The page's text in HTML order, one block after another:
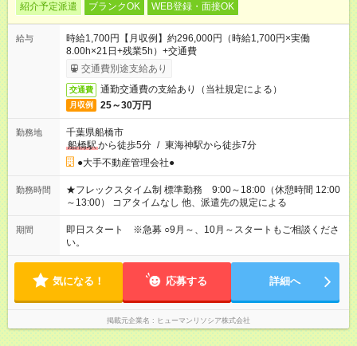
紹介予定派遣 ブランクOK WEB登録・面接OK
給与
時給1,700円【月収例】約296,000円（時給1,700円×実働
8.00h×21日+残業5h）+交通費
交通費別途支給あり
交通費 通勤交通費の支給あり（当社規定による）
月収例 25～30万円
勤務地
千葉県船橋市
船橋駅から徒歩5分 / 東海神駅から徒歩7分
●大手不動産管理会社●
勤務時間
★フレックスタイム制 標準勤務 9:00～18:00（休憩時間 12:00
～13:00） コアタイムなし 他、派遣先の規定による
期間
即日スタート ※急募 ○9月～、10月～スタートもご相談くださ
い。
気になる！ 応募する 詳細へ
掲載元企業名 ヒューマンリソシア株式会社